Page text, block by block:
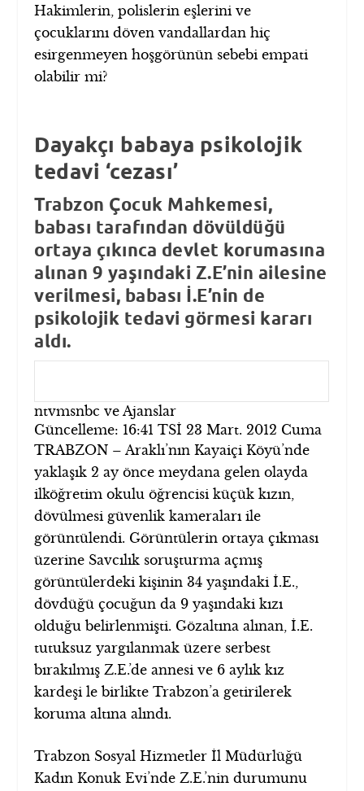
Hakimlerin, polislerin eşlerini ve
çocuklarını döven vandallardan hiç
esirgenmeyen hoşgörünün sebebi empati
olabilir mi?
Dayakçı babaya psikolojik
tedavi ‘cezası’
Trabzon Çocuk Mahkemesi,
babası tarafından dövüldüğü
ortaya çıkınca devlet korumasına
alınan 9 yaşındaki Z.E’nin ailesine
verilmesi, babası İ.E’nin de
psikolojik tedavi görmesi kararı
aldı.
ntvmsnbc ve Ajanslar
Güncelleme: 16:41 TSİ 23 Mart. 2012 Cuma
TRABZON – Araklı’nın Kayaiçi Köyü’nde
yaklaşık 2 ay önce meydana gelen olayda
ilköğretim okulu öğrencisi küçük kızın,
dövülmesi güvenlik kameraları ile
görüntülendi. Görüntülerin ortaya çıkması
üzerine Savcılık soruşturma açmış
görüntülerdeki kişinin 34 yaşındaki İ.E.,
dövdüğü çocuğun da 9 yaşındaki kızı
olduğu belirlenmişti. Gözaltına alınan, İ.E.
tutuksuz yargılanmak üzere serbest
bırakılmış Z.E.’de annesi ve 6 aylık kız
kardeşi le birlikte Trabzon’a getirilerek
koruma altına alındı.
Trabzon Sosyal Hizmetler İl Müdürlüğü
Kadın Konuk Evi’nde Z.E.’nin durumunu